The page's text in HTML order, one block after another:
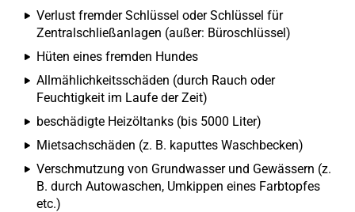
Verlust fremder Schlüssel oder Schlüssel für
Zentralschließanlagen (außer: Büroschlüssel)
Hüten eines fremden Hundes
Allmählichkeitsschäden (durch Rauch oder
Feuchtigkeit im Laufe der Zeit)
beschädigte Heizöltanks (bis 5000 Liter)
Mietsachschäden (z. B. kaputtes Waschbecken)
Verschmutzung von Grundwasser und Gewässern (z.
B. durch Autowaschen, Umkippen eines Farbtopfes
etc.)